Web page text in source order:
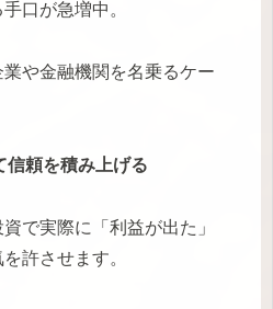
口が急増中。
や金融機関を名乗るケー
信頼を積み上げる
で実際に「利益が出た」
許させます。